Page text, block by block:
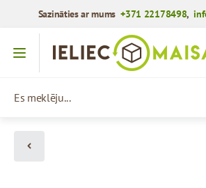
Sazināties ar mums+371 22178498,
Iet uz saturu